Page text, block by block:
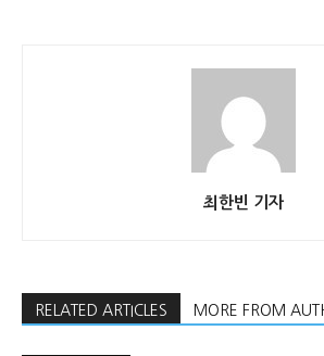
최한빈 기자
RELATED ARTICLES MORE FROM